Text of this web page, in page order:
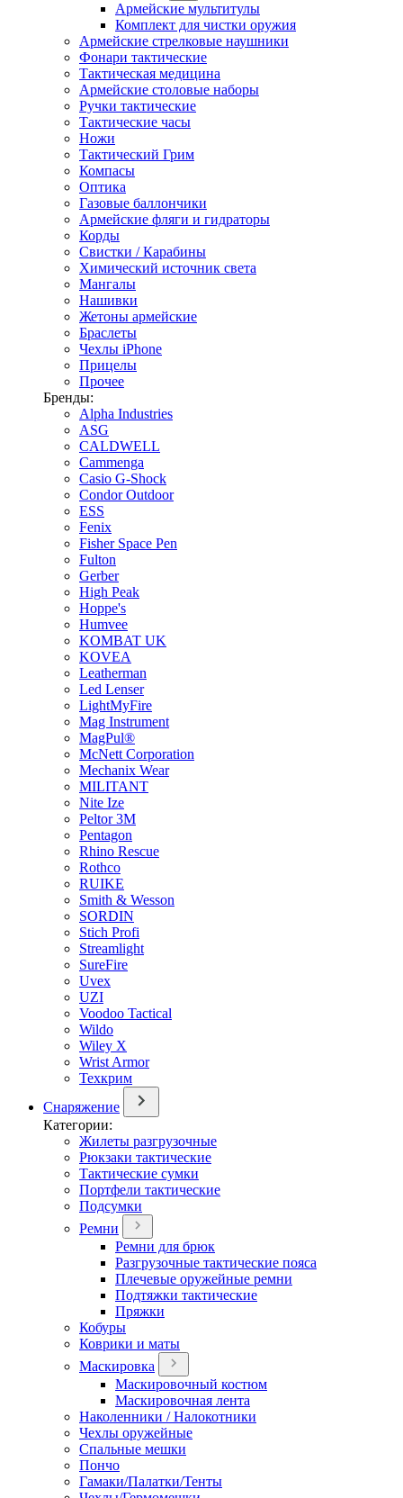
Армейские мультитулы
Комплект для чистки оружия
Армейские стрелковые наушники
Фонари тактические
Тактическая медицина
Армейские столовые наборы
Ручки тактические
Тактические часы
Ножи
Тактический Грим
Компасы
Оптика
Газовые баллончики
Армейские фляги и гидраторы
Корды
Свистки / Карабины
Химический источник света
Мангалы
Нашивки
Жетоны армейские
Браслеты
Чехлы iPhone
Прицелы
Прочее
Бренды:
Alpha Industries
ASG
CALDWELL
Cammenga
Casio G-Shock
Condor Outdoor
ESS
Fenix
Fisher Space Pen
Fulton
Gerber
High Peak
Hoppe's
Humvee
KOMBAT UK
KOVEA
Leatherman
Led Lenser
LightMyFire
Mag Instrument
MagPul®
McNett Corporation
Mechanix Wear
MILITANT
Nite Ize
Peltor 3M
Pentagon
Rhino Rescue
Rothco
RUIKE
Smith & Wesson
SORDIN
Stich Profi
Streamlight
SureFire
Uvex
UZI
Voodoo Tactical
Wildo
Wiley X
Wrist Armor
Техкрим
Снаряжение
Категории:
Жилеты разгрузочные
Рюкзаки тактические
Тактические сумки
Портфели тактические
Подсумки
Ремни
Ремни для брюк
Разгрузочные тактические пояса
Плечевые оружейные ремни
Подтяжки тактические
Пряжки
Кобуры
Коврики и маты
Маскировка
Маскировочный костюм
Маскировочная лента
Наколенники / Налокотники
Чехлы оружейные
Спальные мешки
Пончо
Гамаки/Палатки/Тенты